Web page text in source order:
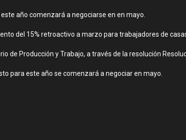
año comenzará a negociarse en en mayo.
del 15% retroactivo a marzo para trabajadores de
de Producción y Trabajo, a través de la resolución
para este año se comenzará a negociar en mayo.